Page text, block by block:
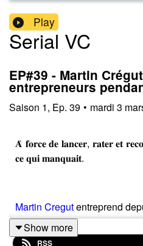
Play
Serial VC
EP#39 - Martin
entrepreneurs
Saison 1, Ep. 39 • mardi 3
𝐀̀ 𝐟𝐨𝐫𝐜𝐞 𝐝𝐞 𝐥𝐚𝐧𝐜𝐞𝐫, 𝐫𝐚𝐭𝐞𝐫 𝐞𝐭
𝐜𝐞 𝐪𝐮𝐢 𝐦𝐚𝐧𝐪𝐮𝐚𝐢𝐭.
Martin Cregutentreprend
Il lance des projets.
Show more
RSS